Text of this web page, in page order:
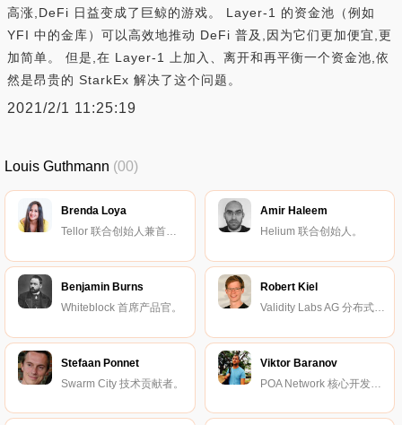
高涨,DeFi 日益变成了巨鲸的游戏。 Layer-1 的资金池（例如
YFI 中的金库）可以高效地推动 DeFi 普及,因为它们更加便宜,更
加简单。 但是,在 Layer-1 上加入、离开和再平衡一个资金池,依
然是昂贵的 StarkEx 解决了这个问题。
2021/2/1 11:25:19
Louis Guthmann (00)
Brenda Loya
Tellor 联合创始人兼首席执行官。
Amir Haleem
Helium 联合创始人。
Benjamin Burns
Whiteblock 首席产品官。
Robert Kiel
Validity Labs AG 分布式应用开发者。
Stefaan Ponnet
Swarm City 技术贡献者。
Viktor Baranov